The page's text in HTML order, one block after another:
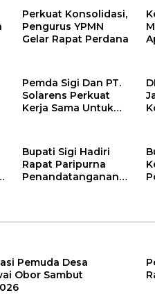
Perkuat Konsolidasi,
Pengurus YPMN
Gelar Rapat Perdana
Pemda Sigi Dan PT.
Solarens Perkuat
Kerja Sama Untuk
Bupati Sigi Hadiri
Rapat Paripurna
Penandatanganan
Pemuda Desa
Obor Sambut